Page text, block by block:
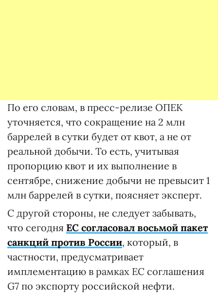
По его словам, в пресс-релизе ОПЕК
уточняется, что сокращение на 2 млн
баррелей в сутки будет от квот, а не от
реальной добычи. То есть, учитывая
пропорцию квот и их выполнение в
сентябре, снижение добычи не превысит 1
млн баррелей в сутки, поясняет эксперт.
С другой стороны, не следует забывать,
что сегодня ЕС согласовал восьмой пакет
санкций против России, который, в
частности, предусматривает
имплементацию в рамках ЕС соглашения
G7 по экспорту российской нефти.